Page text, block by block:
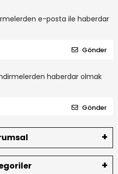
e-posta ile haberdar
Gönder
haberdar olmak
Gönder